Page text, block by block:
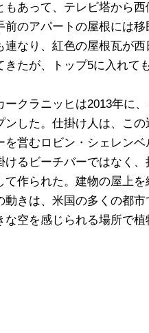
もあって、テレビ塔から
前のアパートの屋根には
連なり、紅色の屋根瓦が
きたが、トップ5に入れて
ークラニッヒは2013年に
ンした。仕掛け人は、こ
を営むロビン・シェレン
けるビーチバーではなく
て作られた。建物の屋上
動きは、米国の多くの都
な空を感じられる場所で